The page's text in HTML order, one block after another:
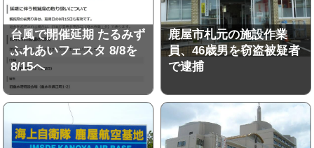
台風で開催延期 たるみず
ふれあいフェスタ 8/8を
8/15へ
鹿屋市札元の施設作業
員、46歳男を窃盗被疑者
で逮捕